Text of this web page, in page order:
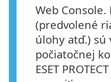
Web
(predvolené
úlohy atď.) sú
počiatočnej
ESET